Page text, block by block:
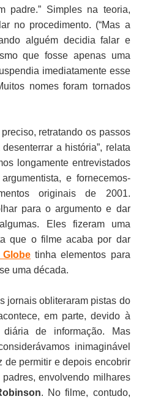
padre.” Simples na teoria,
no procedimento. (“Mas a
alguém decidia falar e
que fosse apenas uma
imediatamente esse
nomes foram tornados
retratando os passos
a história”, relata
longamente entrevistados
e fornecemos-
originais de 2001.
para o argumento e dar
Eles fizeram uma
que o filme acaba por dar
Globe tinha elementos para
uma década.
jornais obliteraram pistas do
em parte, devido à
de informação. Mas
inimaginável
de permitir e depois encobrir
envolvendo milhares
. No filme, contudo,